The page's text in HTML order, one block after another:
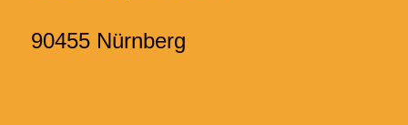
90455 Nürnberg